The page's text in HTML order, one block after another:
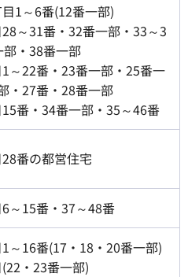
1～6番(12番一部)
～31番・32番一部・33～3
・38番一部
～22番・23番一部・25番一
・27番・28番一部
番・34番一部・35～46番
番の都営住宅
～15番・37～48番
～16番(17・18・20番一部)
・23番一部)